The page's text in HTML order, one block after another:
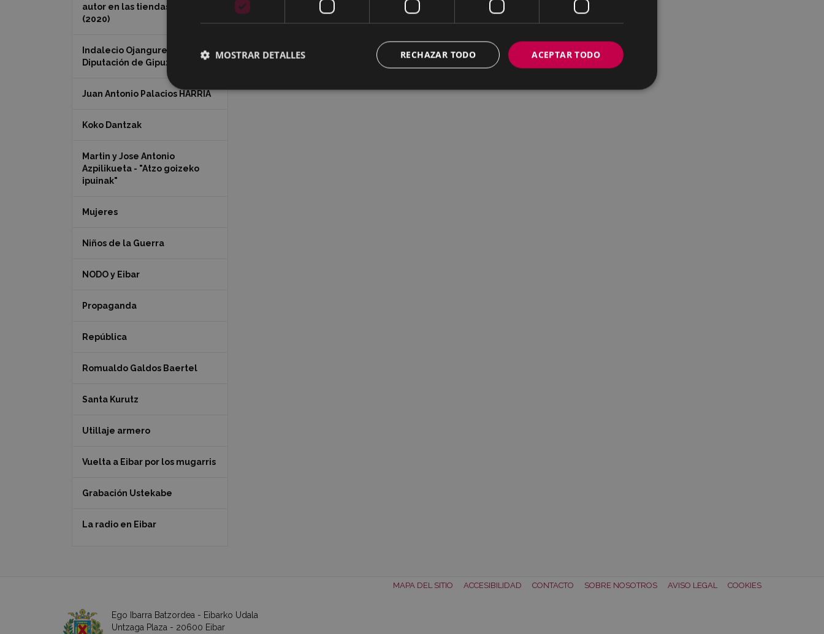
autor en las tiendas de Eibar
(2020)
Indalecio Ojanguren
Diputación de Gipuzkoa
Juan Antonio Palacios HARRIA
Koko Dantzak
Martin y Jose Antonio
Azpilikueta - "Atzo goizeko
ipuinak"
Mujeres
Niños de la Guerra
NODO y Eibar
Propaganda
República
Romualdo Galdos Baertel
Santa Kurutz
Utillaje armero
Vuelta a Eibar por los mugarris
Grabación Ustekabe
La radio en Eibar
MAPA DEL SITIO ACCESIBILIDAD CONTACTO SOBRE NOSOTROS AVISO LEGAL COOKIES
Ego Ibarra Batzordea - Eibarko Udala
Untzaga Plaza - 20600 Eibar
ACEPTAR TODO
RECHAZAR TODO
MOSTRAR DETALLES